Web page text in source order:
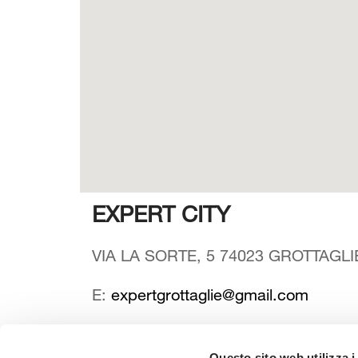
EXPERT CITY
VIA LA SORTE, 5 74023
E: expertgrottaglie@gmail.com